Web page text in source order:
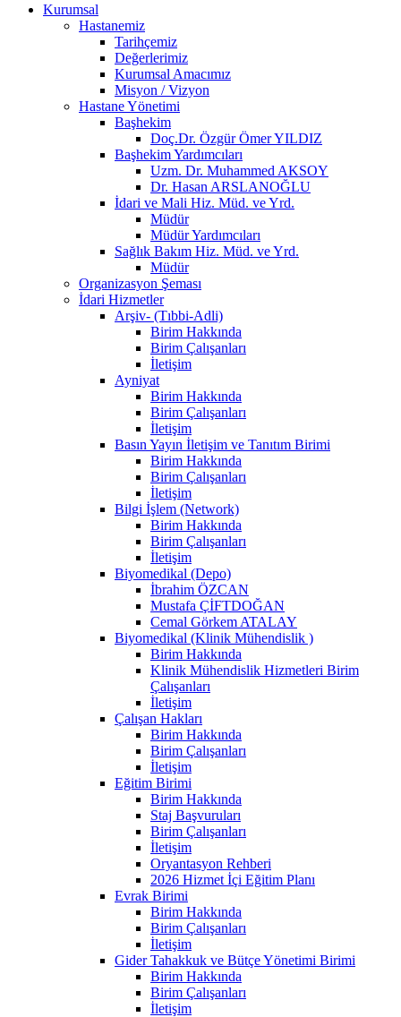
Kurumsal
Hastanemiz
Tarihçemiz
Değerlerimiz
Kurumsal Amacımız
Misyon / Vizyon
Hastane Yönetimi
Başhekim
Doç.Dr. Özgür Ömer YILDIZ
Başhekim Yardımcıları
Uzm. Dr. Muhammed AKSOY
Dr. Hasan ARSLANOĞLU
İdari ve Mali Hiz. Müd. ve Yrd.
Müdür
Müdür Yardımcıları
Sağlık Bakım Hiz. Müd. ve Yrd.
Müdür
Organizasyon Şeması
İdari Hizmetler
Arşiv- (Tıbbi-Adli)
Birim Hakkında
Birim Çalışanları
İletişim
Ayniyat
Birim Hakkında
Birim Çalışanları
İletişim
Basın Yayın İletişim ve Tanıtım Birimi
Birim Hakkında
Birim Çalışanları
İletişim
Bilgi İşlem (Network)
Birim Hakkında
Birim Çalışanları
İletişim
Biyomedikal (Depo)
İbrahim ÖZCAN
Mustafa ÇİFTDOĞAN
Cemal Görkem ATALAY
Biyomedikal (Klinik Mühendislik )
Birim Hakkında
Klinik Mühendislik Hizmetleri Birim
Çalışanları
İletişim
Çalışan Hakları
Birim Hakkında
Birim Çalışanları
İletişim
Eğitim Birimi
Birim Hakkında
Staj Başvuruları
Birim Çalışanları
İletişim
Oryantasyon Rehberi
2026 Hizmet İçi Eğitim Planı
Evrak Birimi
Birim Hakkında
Birim Çalışanları
İletişim
Gider Tahakkuk ve Bütçe Yönetimi Birimi
Birim Hakkında
Birim Çalışanları
İletişim